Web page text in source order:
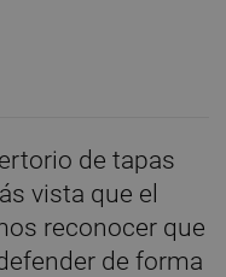
de tapas
vista que el
reconocer que
de forma